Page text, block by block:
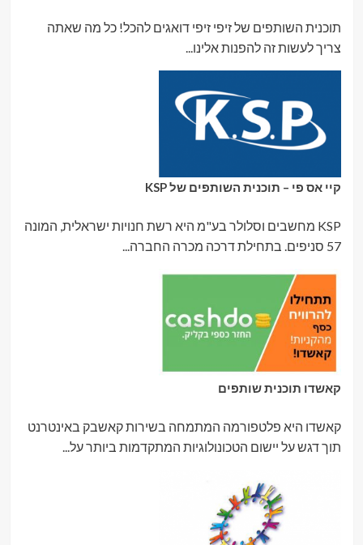
תוכנית השותפים של זיפי זיפי דואגים להכל! כל מה שאתה
צריך לעשות זה להפנות אלינו...
קיי אס פי – תוכנית השותפים של KSP
KSP מחשבים וסלולר בע"מ היא רשת חנויות ישראלית, המונה
57 סניפים. בתחילת דרכה מכרה החברה...
קאשדו תוכנית שותפים
קאשדו היא פלטפורמה המתמחה בשירות קאשבק באינטרנט
תוך דגש על יישום הטכונולוגיות המתקדמות ביותר על...